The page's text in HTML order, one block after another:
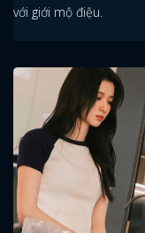
với giới mộ điệu.